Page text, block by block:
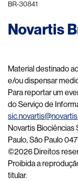
BR-30841
Novartis
Material destinado
e/ou dispensar
Para reportar um
do Serviço de
Novartis Biociências
Paulo, São Paulo
©2026 Direitos
Proibida a
titular.